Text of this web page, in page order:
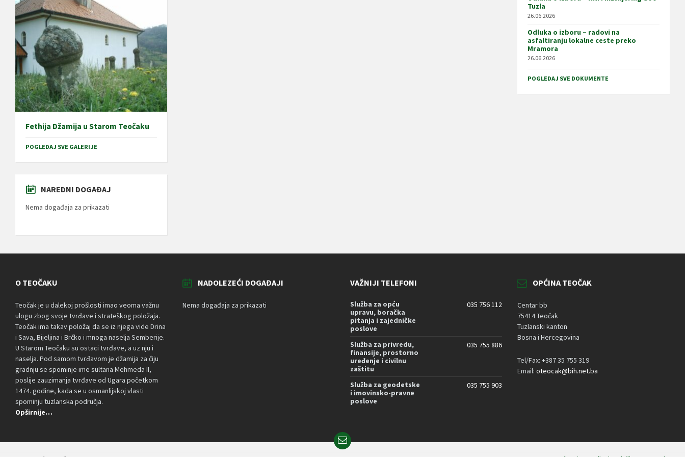
Fethija Džamija u Starom Teočaku
POGLEDAJ SVE GALERIJE
NAREDNI DOGAĐAJ
Nema događaja za prikazati
Tuzla
26.06.2026
Odluka o izboru – radovi na
asfaltiranju lokalne ceste preko
Mramora
26.06.2026
POGLEDAJ SVE DOKUMENTE
O TEOČAKU
Teočak je u dalekoj prošlosti imao veoma važnu
ulogu zbog svoje tvrđave i strateškog položaja.
Teočak ima takav položaj da se iz njega vide Drina
i Sava, Bijeljina i Brčko i mnoga naselja Semberije.
U Starom Teočaku su ostaci tvrđave, a uz nju i
naselja. Pod samom tvrđavom je džamija za čiju
gradnju se spominje ime sultana Mehmeda II,
poslije zauzimanja tvrđave od Ugara početkom
1474. godine, kada se u osmanlijskoj vlasti
spominju tuzlanska područja.
Opširnije…
NADOLEZEĆI DOGAĐAJI
Nema događaja za prikazati
VAŽNIJI TELEFONI
Služba za opću
upravu, boračka
pitanja i zajedničke
poslove
035 756 112
Služba za privredu,
finansije, prostorno
uređenje i civilnu
zaštitu
035 755 886
Služba za geodetske
i imovinsko-pravne
poslove
035 755 903
OPĆINA TEOČAK
Centar bb
75414 Teočak
Tuzlanski kanton
Bosna i Hercegovina
Tel/Fax: +387 35 755 319
Email:oteocak@bih.net.ba
Email